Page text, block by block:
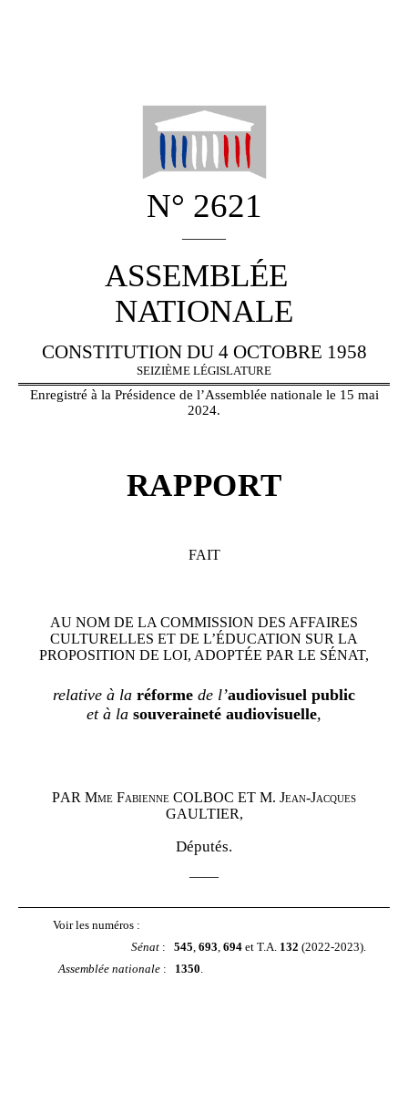
N° 2621
ASSEMBLÉE
NATIONALE
CONSTITUTION DU 4 OCTOBRE 1958
SEIZIÈME LÉGISLATURE
Enregistré à la Présidence de l’Assemblée nationale le 15 mai
2024.
RAPPORT
FAIT
AU NOM DE LA COMMISSION DES AFFAIRES
CULTURELLES ET DE L’ÉDUCATION SUR LA
PROPOSITION DE LOI, ADOPTÉE PAR LE SÉNAT,
relative à la réforme de l’audiovisuel public
et à la souveraineté audiovisuelle,
PAR Mme Fabienne COLBOC ET M. Jean-Jacques
GAULTIER,
Députés.
——
Voir les numéros :
Sénat : 545,693, 694et T.A. 132(2022‑2023).
Assemblée nationale: 1350.